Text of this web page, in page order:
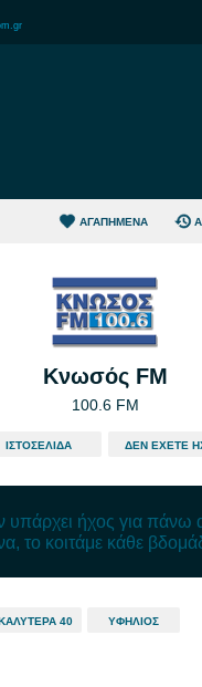
ΑΓΑΠΗΜΈΝΑ
Κνωσός FM
100.6 FM
ΙΣΤΟΣΕΛΊΔΑ ΔΕΝ ΈΧΕΤΕ
υπάρχει ήχος για πάνω
το κοιτάμε κάθε
40 ΥΦΉΛΙΟΣ